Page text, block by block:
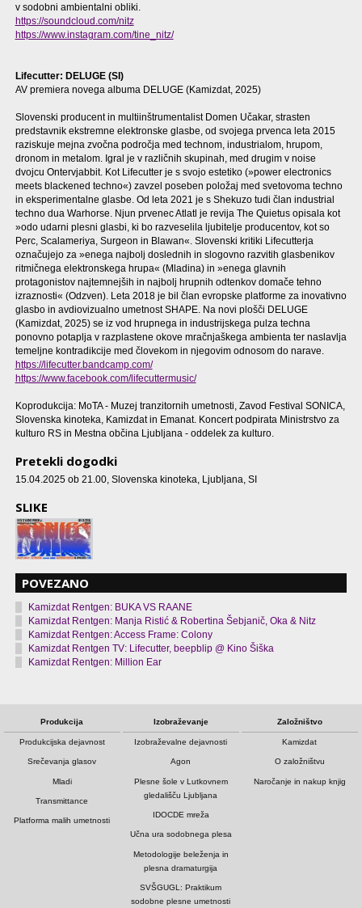
v sodobni ambientalni obliki.
https://soundcloud.com/nitz
https://www.instagram.com/tine_nitz/
Lifecutter: DELUGE (SI)
AV premiera novega albuma DELUGE (Kamizdat, 2025)
Slovenski producent in multiinštrumentalist Domen Učakar, strasten
predstavnik ekstremne elektronske glasbe, od svojega prvenca leta 2015
raziskuje mejna zvočna področja med technom, industrialom, hrupom,
dronom in metalom. Igral je v različnih skupinah, med drugim v noise
dvojcu Ontervjabbit. Kot Lifecutter je s svojo estetiko (»power electronics
meets blackened techno«) zavzel poseben položaj med svetovoma techno
in eksperimentalne glasbe. Od leta 2021 je s Shekuzo tudi član industrial
techno dua Warhorse. Njun prvenec Atlatl je revija The Quietus opisala kot
»odo udarni plesni glasbi, ki bo razveselila ljubitelje producentov, kot so
Perc, Scalameriya, Surgeon in Blawan«. Slovenski kritiki Lifecutterja
označujejo za »enega najbolj doslednih in slogovno razvitih glasbenikov
ritmičnega elektronskega hrupa« (Mladina) in »enega glavnih
protagonistov najtemnejših in najbolj hrupnih odtenkov domače tehno
izraznosti« (Odzven). Leta 2018 je bil član evropske platforme za inovativno
glasbo in avdiovizualno umetnost SHAPE. Na novi plošči DELUGE
(Kamizdat, 2025) se iz vod hrupnega in industrijskega pulza techna
ponovno potaplja v razplastene okove mračnjaškega ambienta ter naslavlja
temeljne kontradikcije med človekom in njegovim odnosom do narave.
https://lifecutter.bandcamp.com/
https://www.facebook.com/lifecuttermusic/
Koprodukcija: MoTA - Muzej tranzitornih umetnosti, Zavod Festival SONICA,
Slovenska kinoteka, Kamizdat in Emanat. Koncert podpirata Ministrstvo za
kulturo RS in Mestna občina Ljubljana - oddelek za kulturo.
Pretekli dogodki
15.04.2025 ob 21.00, Slovenska kinoteka, Ljubljana, SI
SLIKE
POVEZANO
Kamizdat Rentgen: BUKA VS RAANE
Kamizdat Rentgen: Manja Ristić & Robertina Šebjanič, Oka & Nitz
Kamizdat Rentgen: Access Frame: Colony
Kamizdat Rentgen TV: Lifecutter, beepblip @ Kino Šiška
Kamizdat Rentgen: Million Ear
Produkcija
Produkcijska dejavnost
Srečevanja glasov
Mladi
Transmittance
Platforma malih umetnosti
Izobraževanje
Izobraževalne dejavnosti
Agon
Plesne šole v Lutkovnem
gledališču Ljubljana
IDOCDE mreža
Učna ura sodobnega plesa
Metodologije beleženja in
plesna dramaturgija
SVŠGUGL: Praktikum
sodobne plesne umetnosti
Založništvo
Kamizdat
O založništvu
Naročanje in nakup knjig